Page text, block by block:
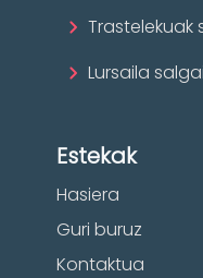
Trastelekuak
Lursaila salgai
Estekak
Hasiera
Guri buruz
Kontaktua